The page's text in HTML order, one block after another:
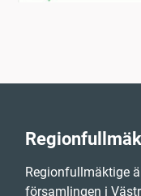
Regionfullmäktige
församlingen i